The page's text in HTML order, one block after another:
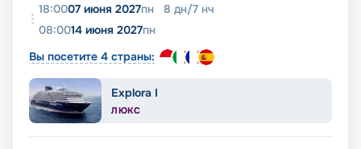
18:0007 июня 2027пн 8 дн/7 нч
08:0014 июня 2027пн
Вы посетите 4 страны:
Explora I
ЛЮКС